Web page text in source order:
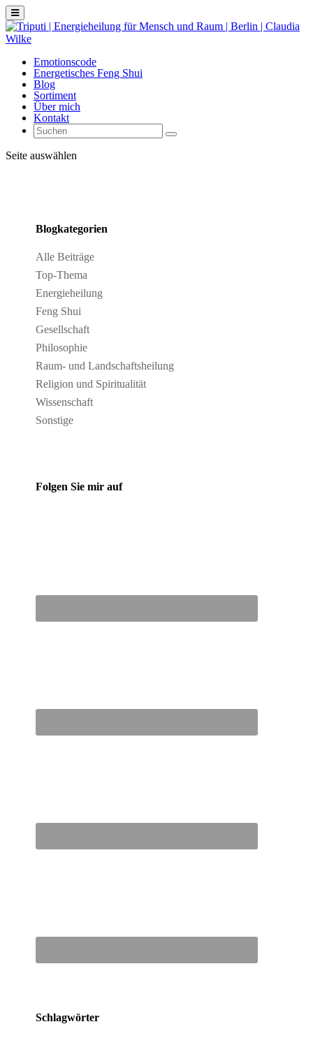
Emotionscode
Energetisches Feng Shui
Blog
Sortiment
Über mich
Kontakt
Seite auswählen
Blogkategorien
Alle Beiträge
Top-Thema
Energieheilung
Feng Shui
Gesellschaft
Philosophie
Raum- und Landschaftsheilung
Religion und Spiritualität
Wissenschaft
Sonstige
Folgen Sie mir auf
Schlagwörter